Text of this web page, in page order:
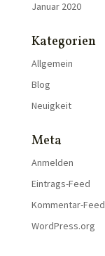
Januar 2020
Kategorien
Allgemein
Blog
Neuigkeit
Meta
Anmelden
Eintrags-Feed
Kommentar-Feed
WordPress.org